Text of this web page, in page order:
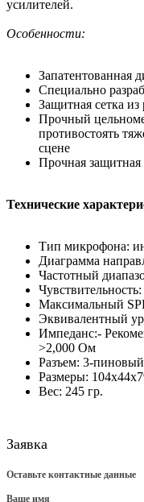
усилителей.
Особенности:
Запатентованная
Специально
Защитная сетка из
Прочный
противостоять
сцене
Прочная защитная
Технические
Тип микрофона:
Диаграмма
Частотный
Максимальный
Эквивалентный
Импеданс:-
>2,000 Ом
Разъем: 3-
Размеры:
Вес: 245 гр.
Заявка
Оставьте контактные данные
Ваше имя